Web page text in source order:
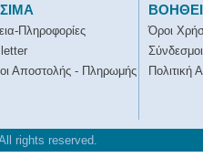
Πληροφορίες
Αποστολής - Πληρωμής
Όροι
Σύνδεσμοι
Πολιτική
rights reserved.